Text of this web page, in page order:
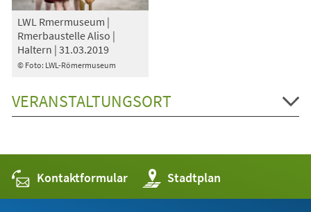
© Foto: LWL-Römermuseum
LWL Rmermuseum |
Rmerbaustelle Aliso |
Haltern | 31.03.2019
VERANSTALTUNGSORT
Kontaktformular Stadtplan
(Öffnet
in
einem